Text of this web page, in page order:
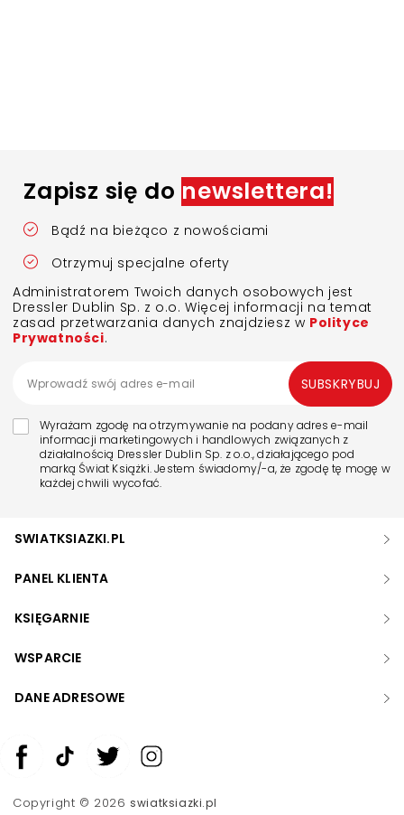
Zapisz się do newslettera!
Bądź na bieżąco z nowościami
Otrzymuj specjalne oferty
Administratorem Twoich danych osobowych jest
Dressler Dublin Sp. z o.o. Więcej informacji na temat
zasad przetwarzania danych znajdziesz w Polityce
Prywatności.
Wyrażam zgodę na otrzymywanie na podany adres e-mail
informacji marketingowych i handlowych związanych z
działalnością Dressler Dublin Sp. z o.o., działającego pod
marką Świat Książki. Jestem świadomy/-a, że zgodę tę mogę w
każdej chwili wycofać.
SUBSKRYBUJ
SWIATKSIAZKI.PL
PANEL KLIENTA
KSIĘGARNIE
WSPARCIE
DANE ADRESOWE
Copyright © 2026swiatksiazki.pl
Zwiększ rozmiar czcionki